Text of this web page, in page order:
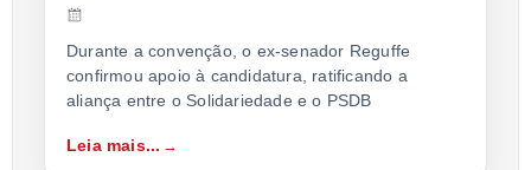
Durante a convenção, o ex-senador Reguffe
confirmou apoio à candidatura, ratificando a
aliança entre o Solidariedade e o PSDB
Leia mais...